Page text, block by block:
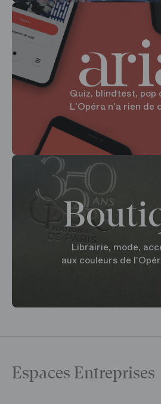
Quiz, blindtest, pop
L'Opéra n'a rien de
Librairie, mode,
aux couleurs de
Espaces Entreprises